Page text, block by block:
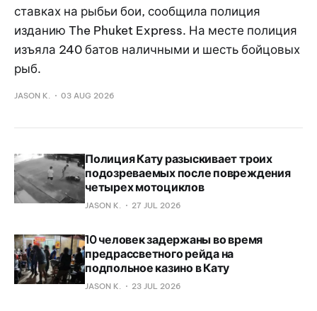
ставках на рыбьи бои, сообщила полиция
изданию The Phuket Express. На месте полиция
изъяла 240 батов наличными и шесть бойцовых
рыб.
JASON K. 03 AUG 2026
Полиция Кату разыскивает троих
подозреваемых после повреждения
четырех мотоциклов
JASON K. 27 JUL 2026
10 человек задержаны во время
предрассветного рейда на
подпольное казино в Кату
JASON K. 23 JUL 2026